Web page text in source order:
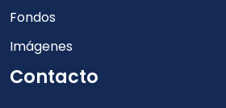
Fondos
Imágenes
Contacto